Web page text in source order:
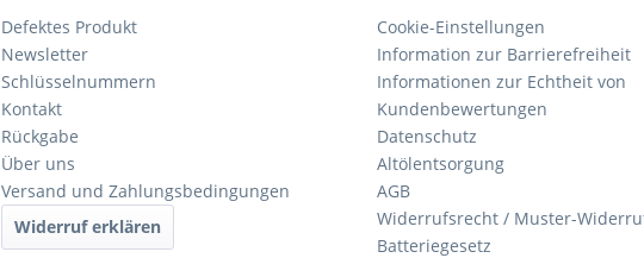
Defektes Produkt
Newsletter
Schlüsselnummern
Kontakt
Rückgabe
Über uns
Versand und Zahlungsbedingungen
Widerruf erklären
Cookie-Einstellungen
Information zur Barrierefreiheit
Informationen zur Echtheit von
Kundenbewertungen
Datenschutz
Altölentsorgung
AGB
Widerrufsrecht / Muster-
Batteriegesetz